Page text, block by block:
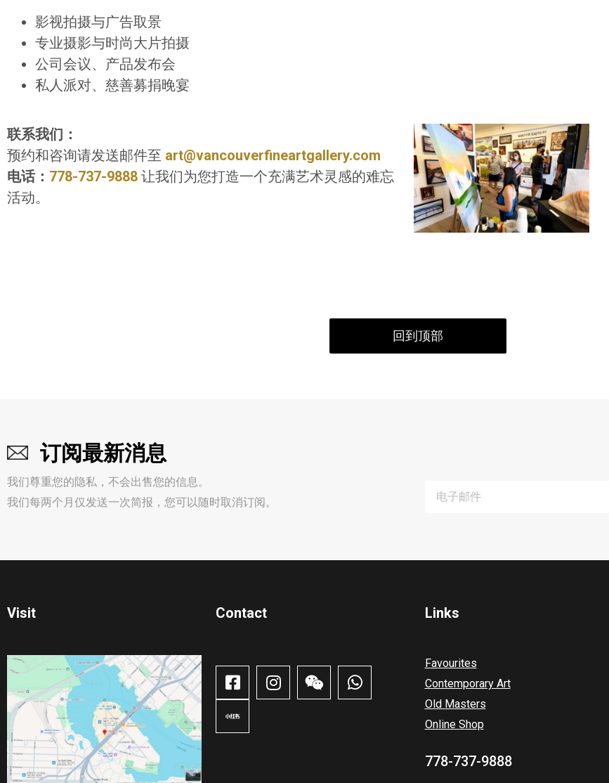
影视拍摄与广告取景
专业摄影与时尚大片拍摄
公司会议、产品发布会
私人派对、慈善募捐晚宴
联系我们：
预约和咨询请发送邮件至 art@vancouverfineartgallery.com
电话： 778-737-9888 让我们为您打造一个充满艺术灵感的难忘
活动。
回到顶部
订阅最新消息
我们尊重您的隐私，不会出售您的信息。
我们每两个月仅发送一次简报，您可以随时取消订阅。
Visit Contact​ Links
Favourites
Contemporary Art
Old Masters
Online Shop
778-737-9888